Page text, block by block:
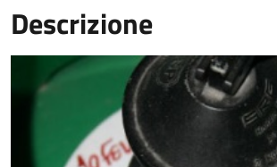
Descrizione